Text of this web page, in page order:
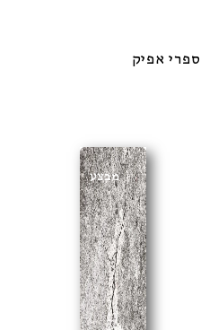
ספרי אפיק
מבצע